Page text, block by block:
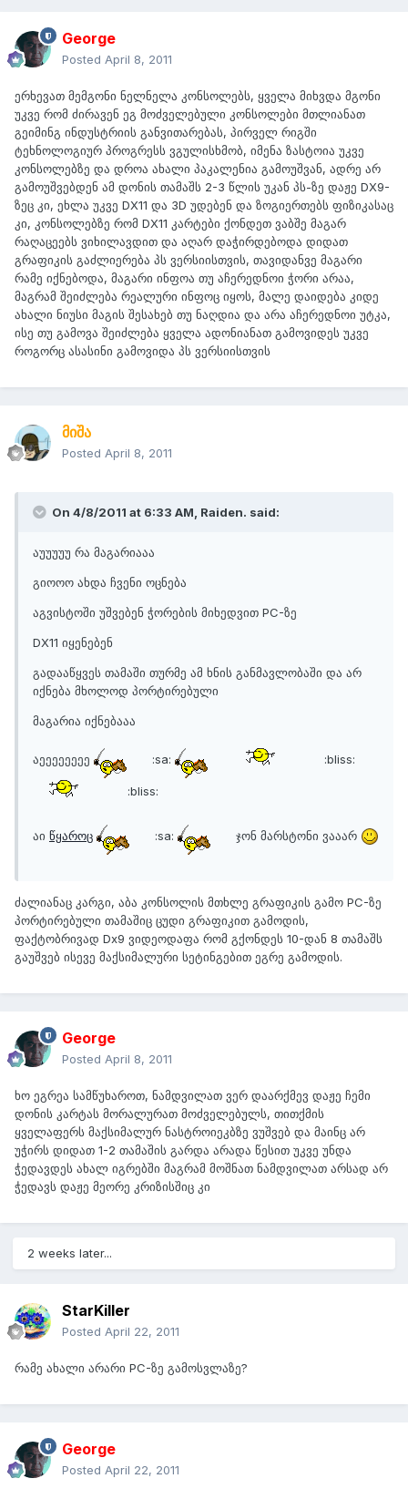
George
Posted April 8, 2011
ერხევათ მემგონი ნელნელა კონსოლებს, ყველა მიხვდა მგონი
უკვე რომ ძირავენ ეგ მოძველებული კონსოლები მთლიანათ
გეიმინგ ინდუსტრიის განვითარებას, პირველ რიგში
ტეხნოლოგიურ პროგრესს ვგულისხმობ, იმენა ზასტოია უკვე
კონსოლებზე და დროა ახალი პაკალენია გამოუშვან, ადრე არ
გამოუშვებდენ ამ დონის თამაშს 2-3 წლის უკან პს-ზე დაჟე DX9-
ზეც კი, ეხლა უკვე DX11 და 3D უდებენ და ზოგიერთებს ფიზიკასაც
კი, კონსოლებზე რომ DX11 კარტები ქონდეთ ვაბშე მაგარ
რაღაცეებს ვიხილავდით და აღარ დაჭირდებოდა დიდათ
გრაფიკის გაძლიერება პს ვერსიისთვის, თავიდანვე მაგარი
რამე იქნებოდა, მაგარი ინფოა თუ აჩერედნოი ჭორი არაა,
მაგრამ შეიძლება რეალური ინფოც იყოს, მალე დაიდება კიდე
ახალი ნიუსი მაგის შესახებ თუ ნაღდია და არა აჩერედნოი უტკა,
ისე თუ გამოვა შეიძლება ყველა ადონიანათ გამოვიდეს უკვე
როგორც ასასინი გამოვიდა პს ვერსიისთვის
მიშა
Posted April 8, 2011
On 4/8/2011 at 6:33 AM, Raiden. said:
აუუუუუ რა მაგარიააა
გიოოო ახდა ჩვენი ოცნება
აგვისტოში უშვებენ ჭორების მიხედვით PC-ზე
DX11 იყენებენ
გადააწყვეს თამაში თურმე ამ ხნის განმავლობაში და არ
იქნება მხოლოდ პორტირებული
მაგარია იქნებააა
აეეეეეეეე :sa: :bliss:
:bliss:
აი წყაროც :sa: ჯონ მარსტონი ვააარ
ძალიანაც კარგი, აბა კონსოლის მთხლე გრაფიკის გამო PC-ზე
პორტირებული თამაშიც ცუდი გრაფიკით გამოდის,
ფაქტობრივად Dx9 ვიდეოდაფა რომ გქონდეს 10-დან 8 თამაშს
გაუშვებ ისევე მაქსიმალური სეტინგებით ეგრე გამოდის.
George
Posted April 8, 2011
ხო ეგრეა სამწუხაროთ, ნამდვილათ ვერ დაარქმევ დაჟე ჩემი
დონის კარტას მორალურათ მოძველებულს, თითქმის
ყველაფერს მაქსიმალურ ნასტროიეკბზე ვუშვებ და მაინც არ
უჭირს დიდათ 1-2 თამაშის გარდა არადა წესით უკვე უნდა
ჭედავდეს ახალ იგრებში მაგრამ მოშნათ ნამდვილათ არსად არ
ჭედავს დაჟე მეორე კრიზისშიც კი
2 weeks later...
StarKiller
Posted April 22, 2011
რამე ახალი არარი PC-ზე გამოსვლაზე?
George
Posted April 22, 2011